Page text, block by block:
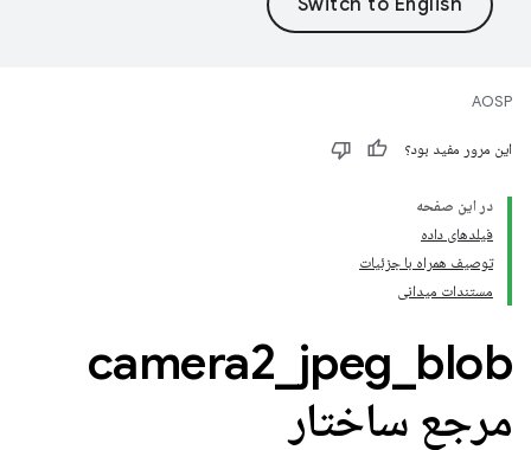
AOSP
این مرور مفید بود؟
در این صفحه
فیلدهای داده
توصیف همراه با جزئیات
مستندات میدانی
camera2 jpeg blob
مرجع ساختار